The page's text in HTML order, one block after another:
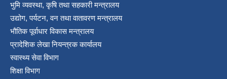
भुमि व्यवस्था, कृषि तथा सहकारी मन्त्रालय
उद्योग, पर्यटन, वन तथा वातावरण मन्त्रालय
भौतिक पूर्वाधार विकास मन्त्रालय
प्रादेशिक लेखा नियन्त्रक कार्यालय
स्वास्थ्य सेवा विभाग
शिक्षा विभाग